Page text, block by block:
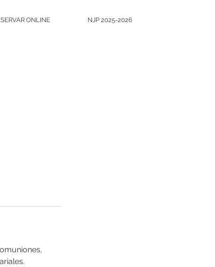
ONLINE NJP 2025-2026